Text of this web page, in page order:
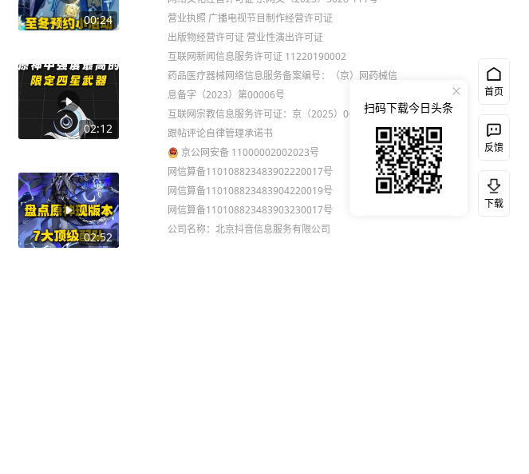
00:24
02:12
02:52
营业执照 广播电视节目制作经营许可证
出版物经营许可证 营业性演出许可证
互联网新闻信息服务许可证 11220190002
药品医疗器械网络信息服务备案编号：（京）网药械信
息备字（2023）第00006号
互联网宗教信息服务许可证：京（2025）0000021
跟帖评论自律管理承诺书
京公网安备 11000002002023号
网信算备110108823483902220017号
网信算备110108823483904220019号
网信算备110108823483903230017号
公司名称：北京抖音信息服务有限公司
首页
反馈
下载
扫码下载今日头条